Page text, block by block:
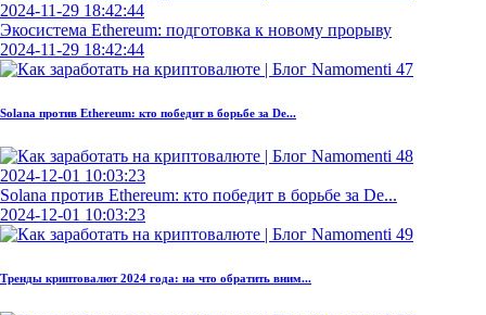
2024-11-29 18:42:44
Экосистема Ethereum: подготовка к новому прорыву
2024-11-29 18:42:44
Solana против Ethereum: кто победит в борьбе за De...
2024-12-01 10:03:23
Solana против Ethereum: кто победит в борьбе за De...
2024-12-01 10:03:23
Тренды криптовалют 2024 года: на что обратить вним...